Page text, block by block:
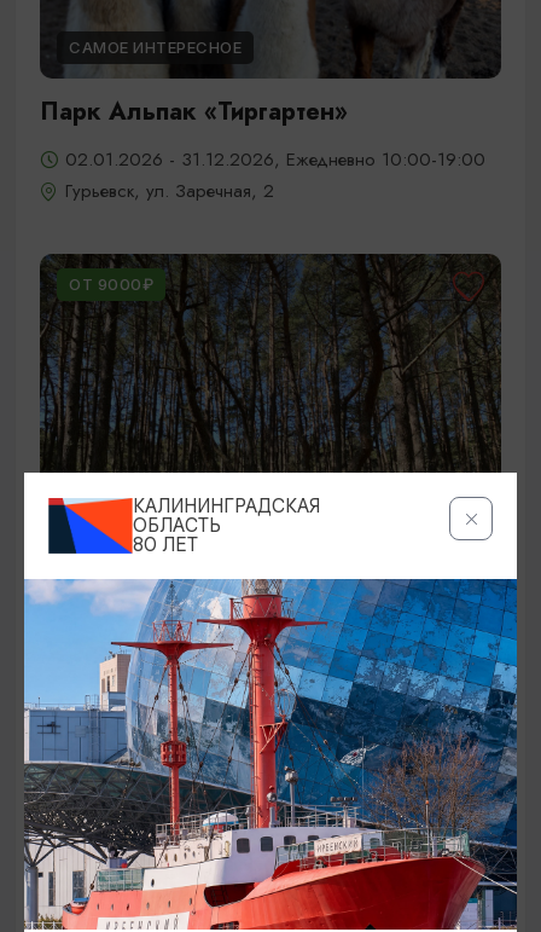
САМОЕ ИНТЕРЕСНОЕ
Парк Альпак «Тиргартен»
02.01.2026 - 31.12.2026, Ежедневно 10:00-19:00
Гурьевск, ул. Заречная, 2
ОТ 9000₽
ЭКСКУРСИИ УЧРЕЖДЕНИЙ КУЛЬТУРЫ
Аудиоспектакль «Истории Куршской
косы»
01.02.2026 - 31.12.2026, 13:00
Куршская коса
ОТ 2500₽
КАЛИНИНГРАДСКАЯ
ОБЛАСТЬ
80 ЛЕТ